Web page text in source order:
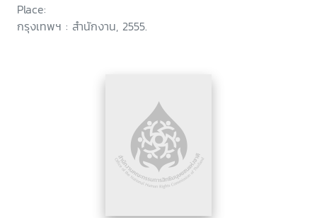
Place:
กรุงเทพฯ : สำนักงาน, 2555.